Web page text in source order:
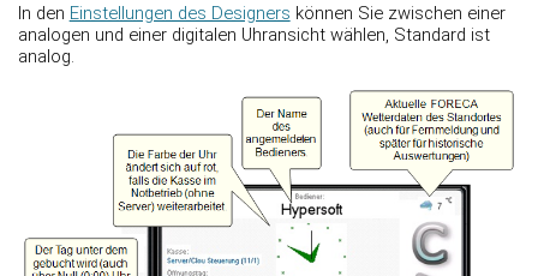
In den Einstellungen des Designers können Sie zwischen einer
analogen und einer digitalen Uhransicht wählen, Standard ist
analog.